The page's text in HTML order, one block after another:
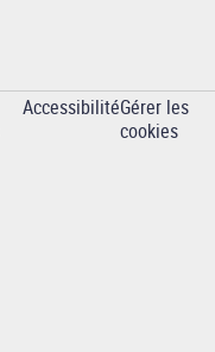
AccessibilitéGérer les
cookies